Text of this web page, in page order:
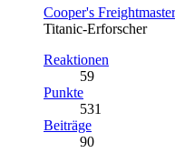
Cooper's Freightmaster
Titanic-Erforscher
Reaktionen
59
Punkte
531
Beiträge
90